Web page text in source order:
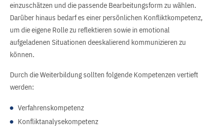
einzuschätzen und die passende Bearbeitungsform zu wählen.
Darüber hinaus bedarf es einer persönlichen Konfliktkompetenz,
um die eigene Rolle zu reflektieren sowie in emotional
aufgeladenen Situationen deeskalierend kommunizieren zu
können.
Durch die Weiterbildung sollten folgende Kompetenzen vertieft
werden:
Verfahrenskompetenz
Konfliktanalysekompetenz